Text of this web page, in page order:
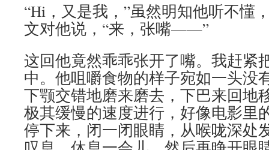
“Hi，又是我，”虽然明知他听不懂
文对他说，“来，张嘴——”
这回他竟然乖乖张开了嘴。我赶紧
中。他咀嚼食物的样子宛如一头没
下颚交错地磨来磨去，下巴来回地
极其缓慢的速度进行，好像电影里
停下来，闭一闭眼睛，从喉咙深处